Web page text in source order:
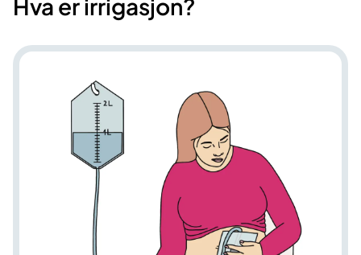
Hva er irrigasjon?